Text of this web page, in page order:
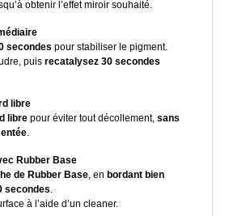
obtenir l’effet miroir souhaité.
secondes pour stabiliser le pigment.
puis recatalysez 30 secondes
libre
libre pour éviter tout décollement, sans
.
Rubber Base
de Rubber Base, en bordant bien
secondes.
à l’aide d’un cleaner.